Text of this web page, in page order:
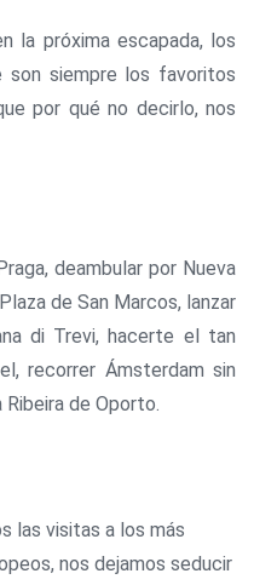
la próxima escapada, los
siempre los favoritos
por qué no decirlo, nos
deambular por Nueva
de San Marcos, lanzar
di Trevi, hacerte el tan
recorrer Ámsterdam sin
de Oporto.
las visitas a los más
nos dejamos seducir